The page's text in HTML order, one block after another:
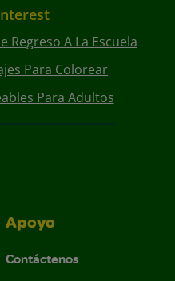
Regreso A La Escuela
Para Colorear
Para Adultos
Apoyo
Contáctenos